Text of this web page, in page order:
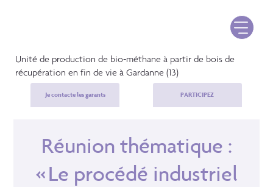
Unité de production de bio-méthane à partir de bois de
récupération en fin de vie à Gardanne (13)
Je contacte les garants PARTICIPEZ
Réunion thématique :
« Le procédé industriel